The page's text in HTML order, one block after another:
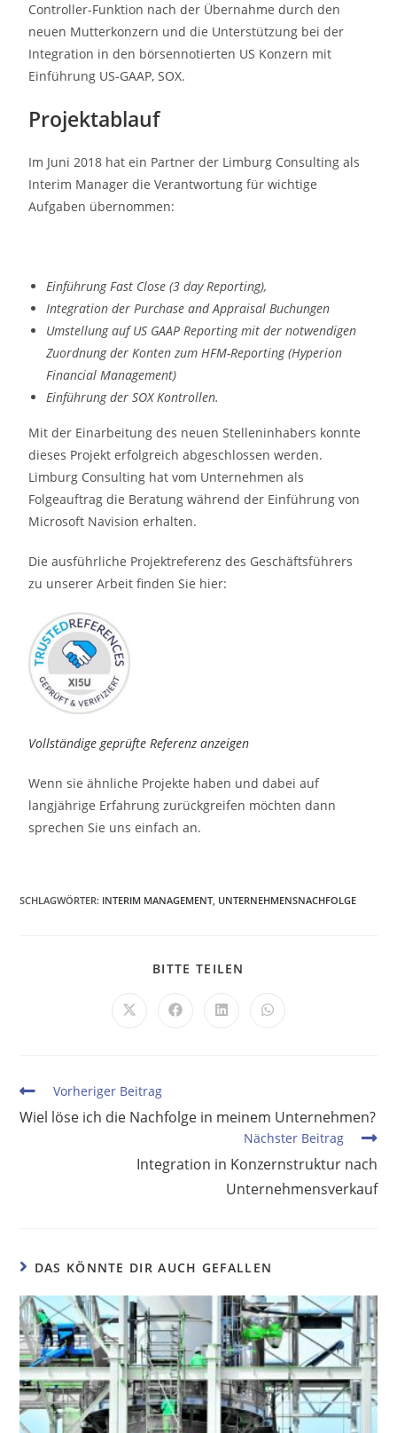
Controller-Funktion nach der Übernahme durch den
neuen Mutterkonzern und die Unterstützung bei der
Integration in den börsennotierten US Konzern mit
Einführung US-GAAP, SOX.
Projektablauf
Im Juni 2018 hat ein Partner der Limburg Consulting als
Interim Manager die Verantwortung für wichtige
Aufgaben übernommen:
Einführung Fast Close (3 day Reporting),
Integration der Purchase and Appraisal Buchungen
Umstellung auf US GAAP Reporting mit der notwendigen
Zuordnung der Konten zum HFM-Reporting (Hyperion
Financial Management)
Einführung der SOX Kontrollen.
Mit der Einarbeitung des neuen Stelleninhabers konnte
dieses Projekt erfolgreich abgeschlossen werden.
Limburg Consulting hat vom Unternehmen als
Folgeauftrag die Beratung während der Einführung von
Microsoft Navision erhalten.
Die ausführliche Projektreferenz des Geschäftsführers
zu unserer Arbeit finden Sie hier:
Vollständige geprüfte Referenz anzeigen
Wenn sie ähnliche Projekte haben und dabei auf
langjährige Erfahrung zurückgreifen möchten dann
sprechen Sie uns einfach an.
SCHLAGWÖRTER: INTERIM MANAGEMENT, UNTERNEHMENSNACHFOLGE
BITTE TEILEN
Vorheriger Beitrag
Wiel löse ich die Nachfolge in meinem Unternehmen?
Nächster Beitrag
Integration in Konzernstruktur nach
Unternehmensverkauf
DAS KÖNNTE DIR AUCH GEFALLEN